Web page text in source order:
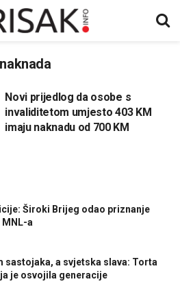
Novi prijedlog da osobe s
invaliditetom umjesto 403 KM
imaju naknadu od 700 KM
Široki Brijeg odao priznanje
a
sastojaka, a svjetska slava: Torta
je osvojila generacije